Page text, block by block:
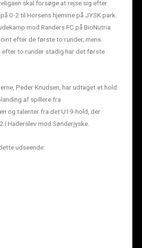
skal forsøge at rejse sig efter
0-2 til Horsens hjemme på JYSK park.
mod Randers FC på BioNutria
efter de første to runder, mens
efter to runder stadig har det første
Peder Knudsen, har udtaget et hold
af spillere fra
og talenter fra det U19-hold, der
i Haderslev mod Sønderjyske.
udseende: